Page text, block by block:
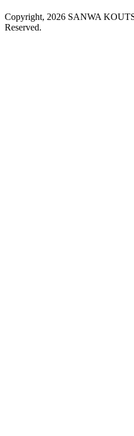
Copyright, 2026 SANWA
Reserved.